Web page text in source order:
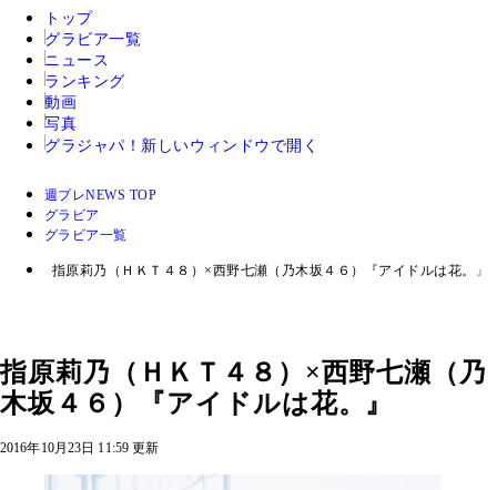
トップ
グラビア一覧
ニュース
ランキング
動画
写真
グラジャパ！ 新しいウィンドウで開く
週プレNEWS TOP
グラビア
グラビア一覧
指原莉乃（ＨＫＴ４８）×西野七瀬（乃木坂４６）『アイドルは花。』
指原莉乃（ＨＫＴ４８）×西野七瀬（乃
木坂４６）『アイドルは花。』
2016年10月23日 11:59 更新